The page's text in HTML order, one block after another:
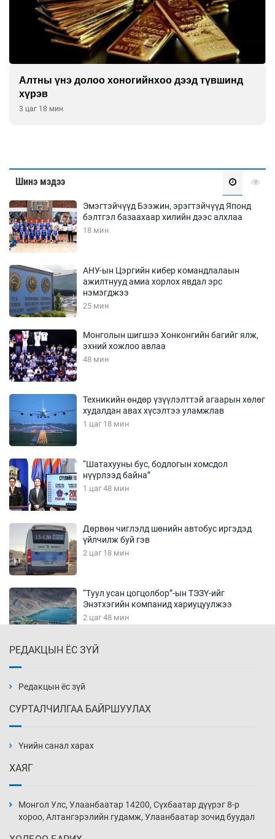
Алтны үнэ долоо хоногийнхоо дээд түвшинд
хүрэв
3 цаг 18 мин
Шинэ мэдээ
Эмэгтэйчүүд Бээжин, эрэгтэйчүүд Японд
бэлтгэл базаахаар хилийн дээс алхлаа
18 мин
АНУ-ын Цэргийн кибер командлалаын
ажилтнууд амиа хорлох явдал эрс
нэмэгджээ
25 мин
Монголын шигшээ Хонконгийн багийг ялж,
эхний хожлоо авлаа
48 мин
Техникийн өндөр үзүүлэлттэй агаарын хөлөг
худалдан авах хүсэлтээ уламжлав
1 цаг 18 мин
“Шатахууны бус, бодлогын хомсдол
нүүрлээд байна”
1 цаг 48 мин
Дөрвөн чиглэлд шөнийн автобус иргэдэд
үйлчилж буй гэв
2 цаг 18 мин
“Туул усан цогцолбор”-ын ТЭЗҮ-ийг
Энэтхэгийн компанид хариуцуулжээ
2 цаг 48 мин
3 цаг 18 мин
3 цаг 48 мин
4 цаг 18 мин
РЕДАКЦЫН ЁС ЗҮЙ
Редакцын ёс зүй
СУРТАЛЧИЛГАА БАЙРШУУЛАХ
Үнийн санал харах
ХАЯГ
Монгол Улс, Улаанбаатар 14200, Сүхбаатар дүүрэг 8-р
хороо, Алтангэрэлийн гудамж, Улаанбаатар зочид буудал